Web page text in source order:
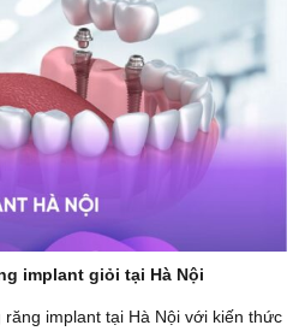
implant giỏi tại Hà Nội
implant tại Hà Nội với kiến thức